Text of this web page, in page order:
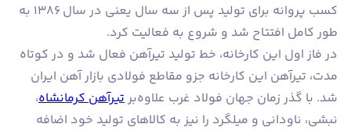
کسب پروانه برای تولید پس از سه سال یعنی در سال 1386 به
طور کامل افتتاح شد و شروع به فعالیت کرد.
در فاز اول این کارخانه، خط تولید تیرآهن فعال شد و در کوتاه
مدت، تیرآهن این کارخانه جزو مقاطع فولادی بازار آهن ایران
شد. با گذر زمان جهان فولاد غرب علاوه‌برتیرآهن کرمانشاه،
نبشی، ناودانی و میلگرد را نیز به کالاهای تولید خود اضافه